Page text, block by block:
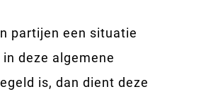
partijen een situatie
deze algemene
is, dan dient deze